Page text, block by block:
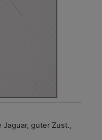
Jaguar, guter Zust.,